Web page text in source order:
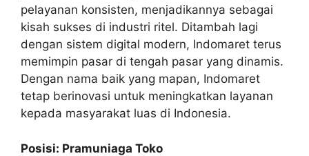
pelayanan konsisten, menjadikannya sebagai
kisah sukses di industri ritel. Ditambah lagi
dengan sistem digital modern, Indomaret terus
memimpin pasar di tengah pasar yang dinamis.
Dengan nama baik yang mapan, Indomaret
tetap berinovasi untuk meningkatkan layanan
kepada masyarakat luas di Indonesia.
Posisi: Pramuniaga Toko